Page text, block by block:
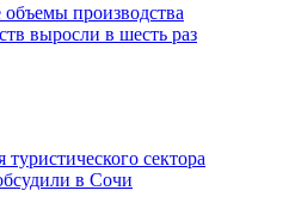
производства
выросли в шесть раз
сектора
в Сочи